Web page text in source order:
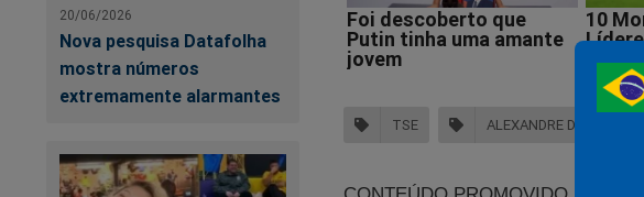
20/06/2026
Nova pesquisa Datafolha
mostra números
extremamente alarmantes
TSE ALEXANDRE DE MORAES